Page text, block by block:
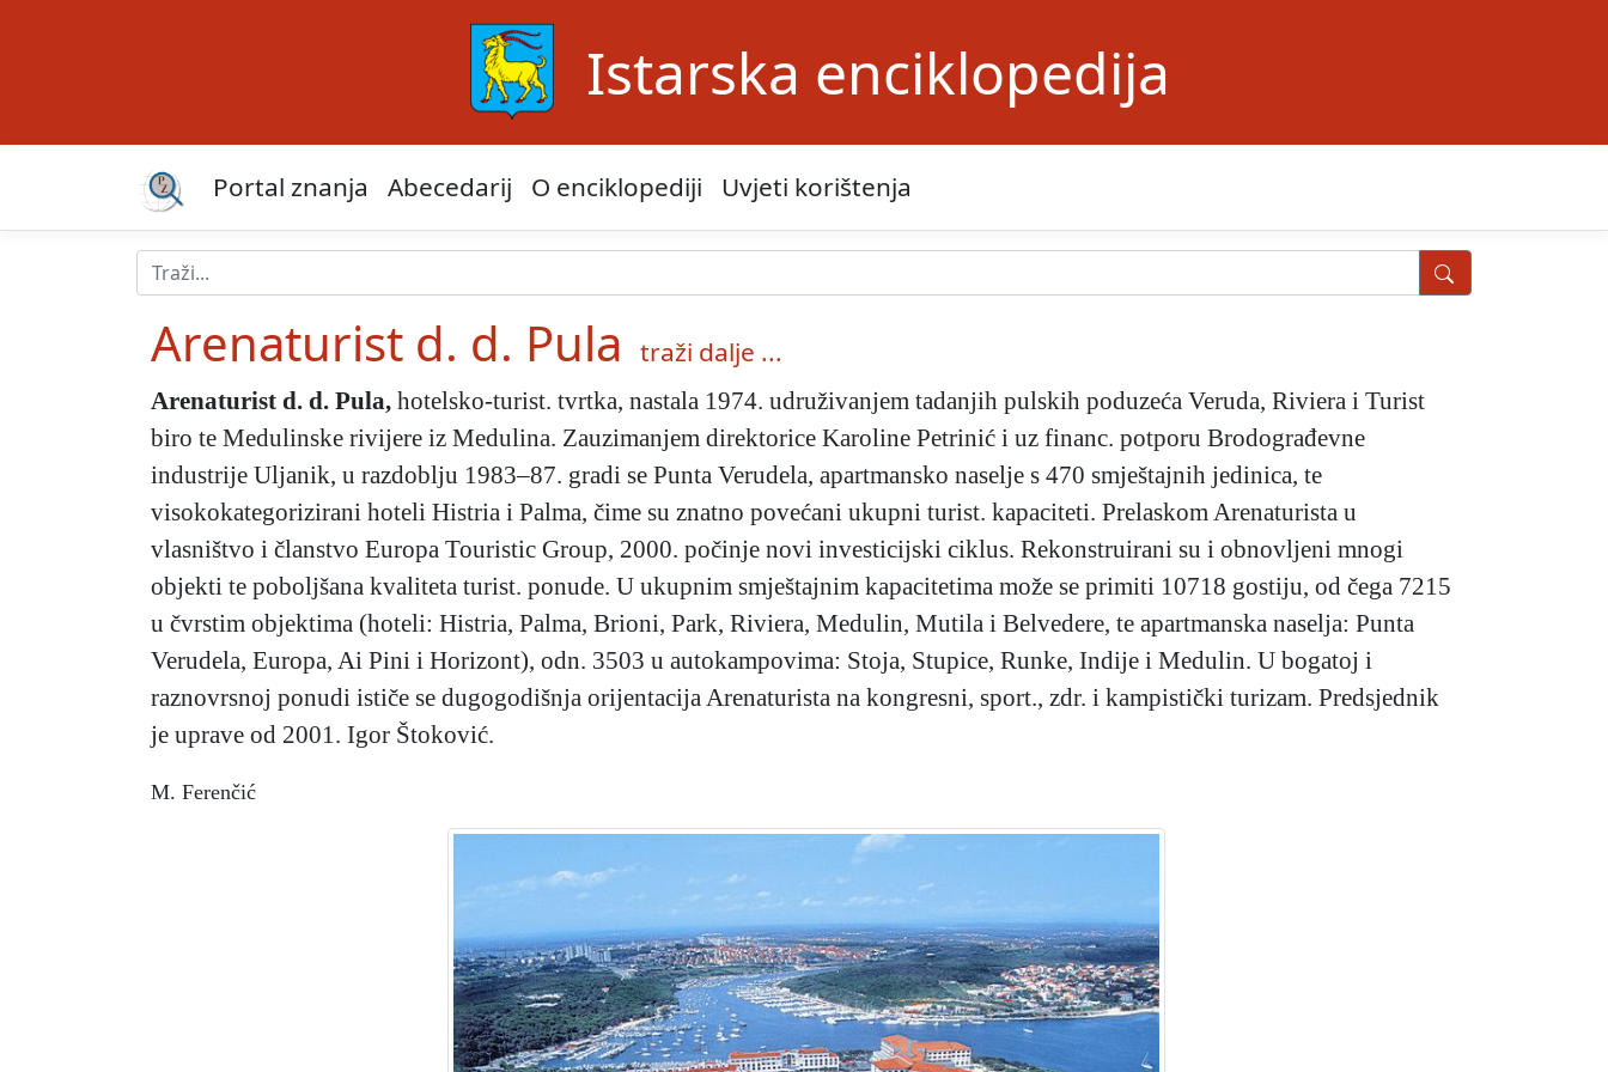
Istarska enciklopedija
Portal znanja Abecedarij O enciklopediji Uvjeti korištenja
Arenaturist d. d. Pula traži dalje ...
Arenaturist d. d. Pula, hotelsko-turist. tvrtka, nastala 1974. udruživanjem tadanjih pulskih poduzeća Veruda, Riviera i Turist
biro te Medulinske rivijere iz Medulina. Zauzimanjem direktorice Karoline Petrinić i uz financ. potporu Brodograđevne
industrije Uljanik, u razdoblju 1983–87. gradi se Punta Verudela, apartmansko naselje s 470 smještajnih jedinica, te
visokokategorizirani hoteli Histria i Palma, čime su znatno povećani ukupni turist. kapaciteti. Prelaskom Arenaturista u
vlasništvo i članstvo Europa Touristic Group, 2000. počinje novi investicijski ciklus. Rekonstruirani su i obnovljeni mnogi
objekti te poboljšana kvaliteta turist. ponude. U ukupnim smještajnim kapacitetima može se primiti 10718 gostiju, od čega 7215
u čvrstim objektima (hoteli: Histria, Palma, Brioni, Park, Riviera, Medulin, Mutila i Belvedere, te apartmanska naselja: Punta
Verudela, Europa, Ai Pini i Horizont), odn. 3503 u autokampovima: Stoja, Stupice, Runke, Indije i Medulin. U bogatoj i
raznovrsnoj ponudi ističe se dugogodišnja orijentacija Arenaturista na kongresni, sport., zdr. i kampistički turizam. Predsjednik
je uprave od 2001. Igor Štoković.
M. Ferenčić